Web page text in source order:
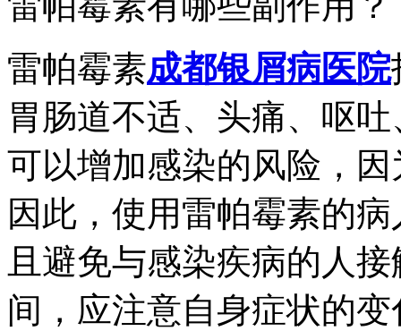
雷帕霉素成都银屑病医院
胃肠道不适、头痛、呕
可以增加感染的风险，
因此，使用雷帕霉素的
且避免与感染疾病的人
间，应注意自身症状的